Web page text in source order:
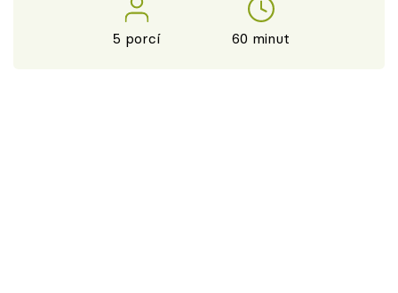
5 porcí 60 minut